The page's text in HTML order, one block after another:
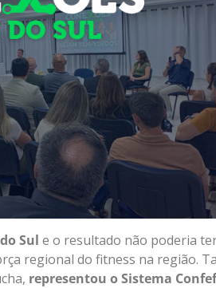
Sul e o resultado não poderia
regional do fitness na região.
representou o Sistema